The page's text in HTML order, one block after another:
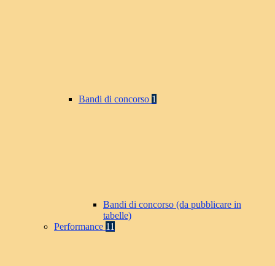
Bandi di concorso 1
Bandi di concorso (da pubblicare in
tabelle)
Performance 11